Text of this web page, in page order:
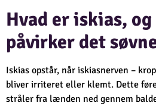
Hvad er iskias,
påvirker det
Iskias opstår, når iskiasnerven –
bliver irriteret eller klemt. Dette
stråler fra lænden ned gennem